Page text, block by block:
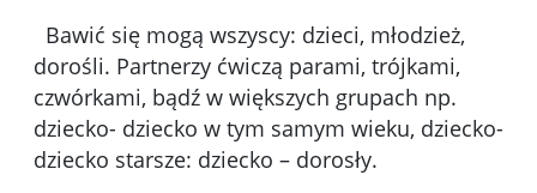
Bawić się mogą wszyscy: dzieci, młodzież,
dorośli. Partnerzy ćwiczą parami, trójkami,
czwórkami, bądź w większych grupach np.
dziecko- dziecko w tym samym wieku, dziecko-
dziecko starsze: dziecko – dorosły.